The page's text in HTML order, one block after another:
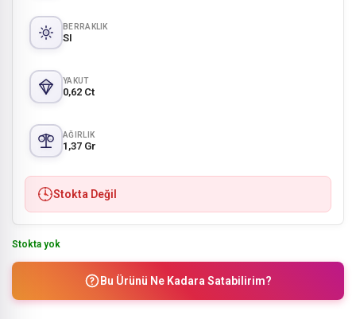
BERRAKLIK
SI
YAKUT
0,62 Ct
AĞIRLIK
1,37 Gr
Stokta Değil
Stokta yok
Bu Ürünü Ne Kadara Satabilirim?